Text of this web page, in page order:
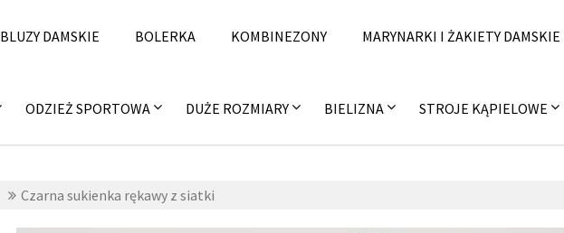
BLUZY DAMSKIE BOLERKA KOMBINEZONY MARYNARKI I ŻAKIETY DAMSKIE
ODZIEŻ SPORTOWA DUŻE ROZMIARY BIELIZNA STROJE KĄPIELOWE
Czarna sukienka rękawy z siatki